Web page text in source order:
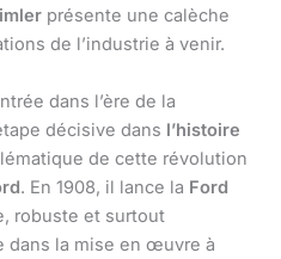
présente une calèche
de l’industrie à venir.
dans l’ère de la
décisive dans l’histoire
de cette révolution
. En 1908, il lance la Ford
robuste et surtout
dans la mise en œuvre à